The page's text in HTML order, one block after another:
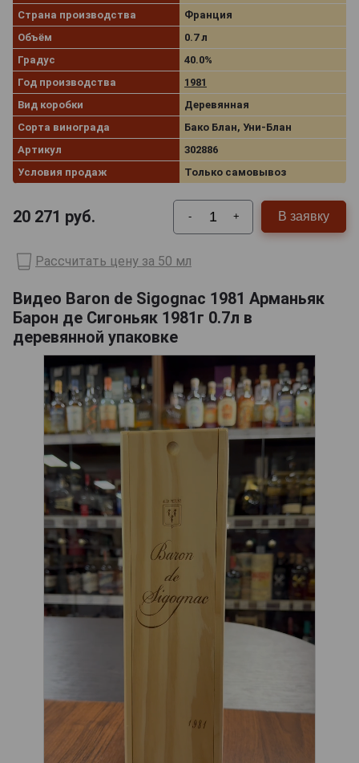
Страна производства
Франция
Объём
0.7 л
Градус
40.0%
Год производства
1981
Вид коробки
Деревянная
Сорта винограда
Бако Блан, Уни-Блан
Артикул
302886
Условия продаж
Только самовывоз
20 271 руб. - + В заявку
Рассчитать цену за 50 мл
Видео Baron de Sigognac 1981 Арманьяк
Барон де Сигоньяк 1981г 0.7л в
деревянной упаковке